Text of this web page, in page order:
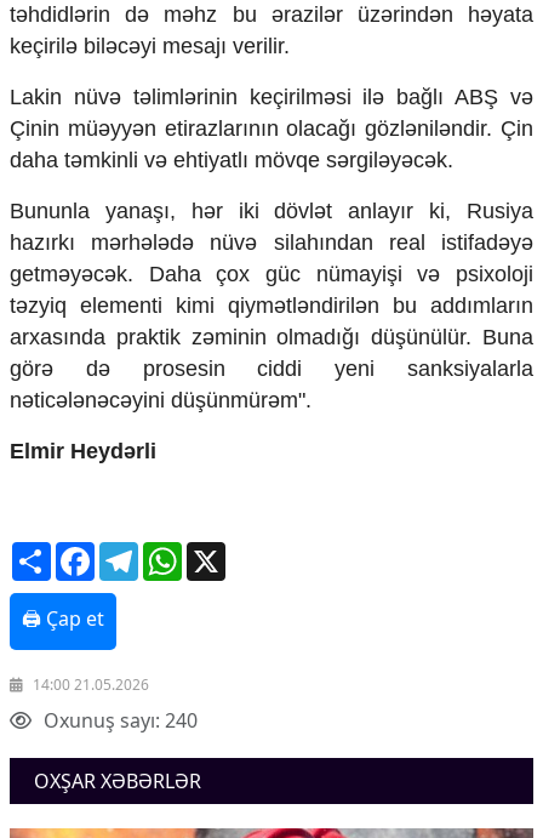
təhdidlərin də məhz bu ərazilər üzərindən həyata
keçirilə biləcəyi mesajı verilir.
Lakin nüvə təlimlərinin keçirilməsi ilə bağlı ABŞ və
Çinin müəyyən etirazlarının olacağı gözləniləndir. Çin
daha təmkinli və ehtiyatlı mövqe sərgiləyəcək.
Bununla yanaşı, hər iki dövlət anlayır ki, Rusiya
hazırkı mərhələdə nüvə silahından real istifadəyə
getməyəcək. Daha çox güc nümayişi və psixoloji
təzyiq elementi kimi qiymətləndirilən bu addımların
arxasında praktik zəminin olmadığı düşünülür. Buna
görə də prosesin ciddi yeni sanksiyalarla
nəticələnəcəyini düşünmürəm".
Elmir Heydərli
ShareFacebookTelegramWhatsApp
🖨 Çap et
14:00 21.05.2026
Oxunuş sayı: 240
OXŞAR XƏBƏRLƏR